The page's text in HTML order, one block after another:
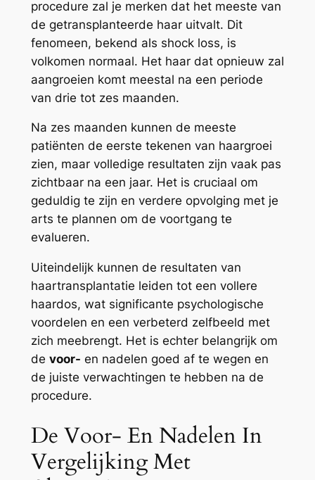
procedure zal je merken dat het meeste van
de getransplanteerde haar uitvalt. Dit
fenomeen, bekend als shock loss, is
volkomen normaal. Het haar dat opnieuw zal
aangroeien komt meestal na een periode
van drie tot zes maanden.
Na zes maanden kunnen de meeste
patiënten de eerste tekenen van haargroei
zien, maar volledige resultaten zijn vaak pas
zichtbaar na een jaar. Het is cruciaal om
geduldig te zijn en verdere opvolging met je
arts te plannen om de voortgang te
evalueren.
Uiteindelijk kunnen de resultaten van
haartransplantatie leiden tot een vollere
haardos, wat significante psychologische
voordelen en een verbeterd zelfbeeld met
zich meebrengt. Het is echter belangrijk om
de voor- en nadelen goed af te wegen en
de juiste verwachtingen te hebben na de
procedure.
De Voor- En Nadelen In
Vergelijking Met